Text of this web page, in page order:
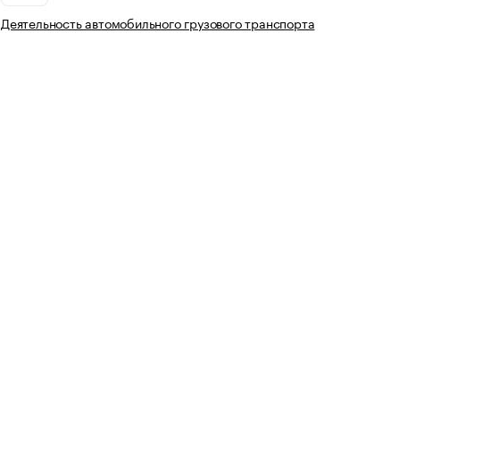
Деятельность автомобильного грузового транспорта